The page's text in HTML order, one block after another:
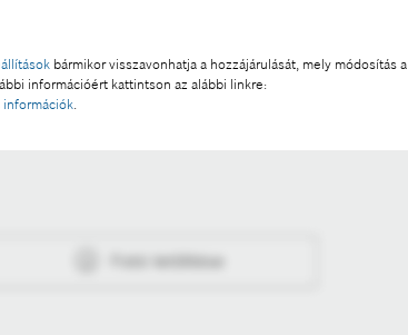
bármikor visszavonhatja a hozzájárulását, mely módosítás a
információért kattintson az alábbi linkre:
.
Fotó letöltése